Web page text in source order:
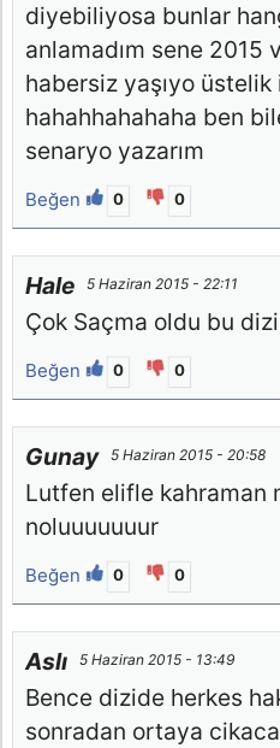
diyebiliyosa bunlar
anlamadım sene 2015
habersiz yaşıyo
hahahhahahaha ben
senaryo yazarım
Beğen 0 0
Hale 5 Haziran 2015 - 22:11
Çok Saçma oldu bu dizi
Beğen 0 0
Gunay 5 Haziran 2015 - 20:58
Lutfen elifle kahraman
noluuuuuuur
Beğen 0 0
Aslı 5 Haziran 2015 - 13:49
Bence dizide herkes
sonradan ortaya